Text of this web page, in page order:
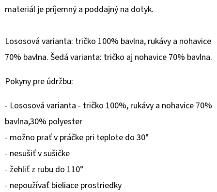
materiál je príjemný a poddajný na dotyk.
Lososová varianta: tričko 100% bavlna, rukávy a nohavice
70% bavlna. Šedá varianta: tričko aj nohavice 70% bavlna.
Pokyny pre údržbu:
- Lososová varianta - tričko 100%, rukávy a nohavice 70%
bavlna,30% polyester
- možno prať v práčke pri teplote do 30°
- nesušiť v sušičke
- žehliť z rubu do 110°
- nepoužívať bieliace prostriedky
DÁMSKA
KOŠEĽA
LEONTÍNA
€12,90